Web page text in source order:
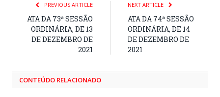
PREVIOUS ARTICLE
ATA DA 73ª SESSÃO
ORDINÁRIA, DE 13
DE DEZEMBRO DE
2021
NEXT ARTICLE
ATA DA 74ª SESSÃO
ORDINÁRIA, DE 14
DE DEZEMBRO DE
2021
CONTEÚDO RELACIONADO